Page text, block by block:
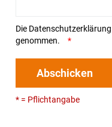
Die Datenschutzerklärung
genommen.
Abschicken
* = Pflichtangabe